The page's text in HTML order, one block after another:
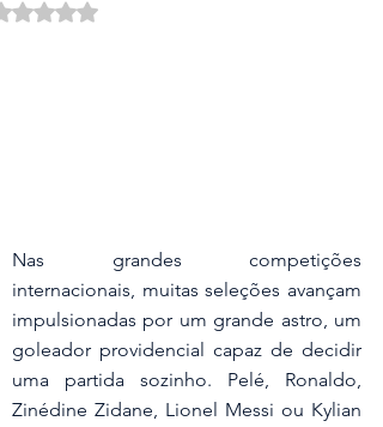
Avaliado com NaN de 5 estrelas.
Nas grandes competições
internacionais, muitas seleções avançam
impulsionadas por um grande astro, um
goleador providencial capaz de decidir
uma partida sozinho. Pelé, Ronaldo,
Zinédine Zidane, Lionel Messi ou Kylian